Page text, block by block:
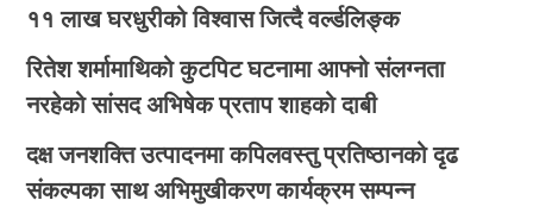
११ लाख घरधुरीको विश्वास जित्दै वर्ल्डलिङ्क
रितेश शर्मामाथिको कुटपिट घटनामा आफ्नो संलग्नता
नरहेको सांसद अभिषेक प्रताप शाहको दाबी
दक्ष जनशक्ति उत्पादनमा कपिलवस्तु प्रतिष्ठानको दृढ
संकल्पका साथ अभिमुखीकरण कार्यक्रम सम्पन्न